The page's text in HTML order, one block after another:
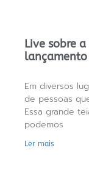
Live sobre
Em diversos
de pessoas
Essa grande
podemos
Ler mais